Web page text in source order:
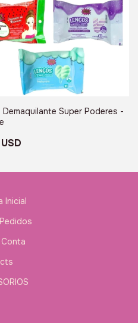
Super Poderes -
Inicial